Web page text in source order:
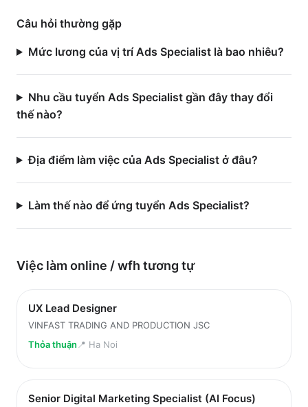
Câu hỏi thường gặp
Mức lương của vị trí Ads Specialist là bao nhiêu?
Nhu cầu tuyển Ads Specialist gần đây thay đổi
thế nào?
Địa điểm làm việc của Ads Specialist ở đâu?
Làm thế nào để ứng tuyển Ads Specialist?
Việc làm online / wfh tương tự
UX Lead Designer
VINFAST TRADING AND PRODUCTION JSC
Thỏa thuận 📍 Ha Noi
Senior Digital Marketing Specialist (AI Focus)